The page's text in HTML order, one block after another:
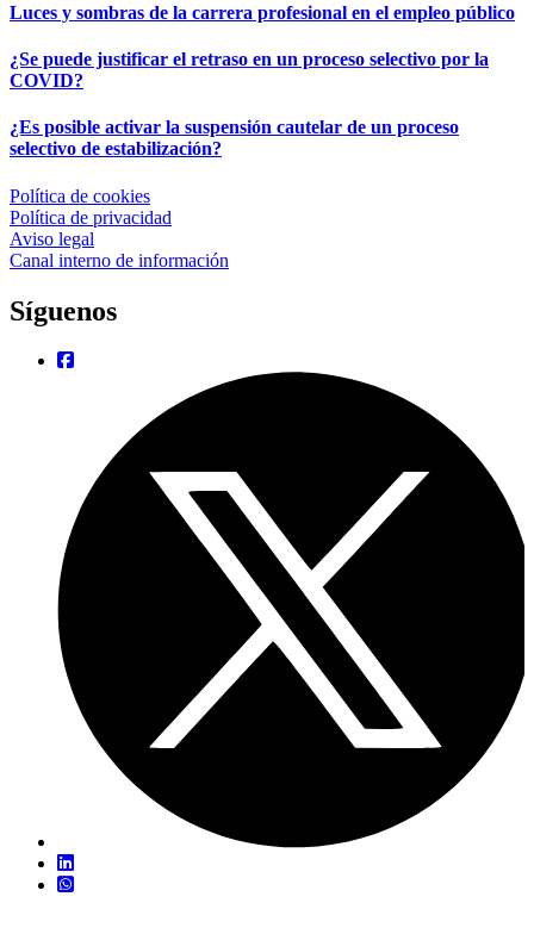
Luces y sombras de la carrera profesional en el empleo público
¿Se puede justificar el retraso en un proceso selectivo por la
COVID?
¿Es posible activar la suspensión cautelar de un proceso
selectivo de estabilización?
Política de cookies
Política de privacidad
Aviso legal
Canal interno de información
Síguenos